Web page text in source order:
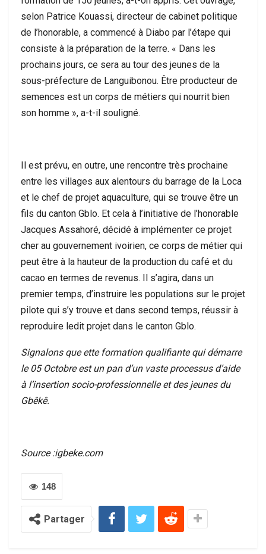
selon Patrice Kouassi, directeur de cabinet politique
de l’honorable, a commencé à Diabo par l’étape qui
consiste à la préparation de la terre. « Dans les
prochains jours, ce sera au tour des jeunes de la
sous-préfecture de Languibonou. Être producteur de
semences est un corps de métiers qui nourrit bien
son homme », a-t-il souligné.
Il est prévu, en outre, une rencontre très prochaine
entre les villages aux alentours du barrage de la Loca
et le chef de projet aquaculture, qui se trouve être un
fils du canton Gblo. Et cela à l’initiative de l’honorable
Jacques Assahoré, décidé à implémenter ce projet
cher au gouvernement ivoirien, ce corps de métier qui
peut être à la hauteur de la production du café et du
cacao en termes de revenus. Il s’agira, dans un
premier temps, d’instruire les populations sur le projet
pilote qui s’y trouve et dans second temps, réussir à
reproduire ledit projet dans le canton Gblo.
Signalons que ette formation qualifiante qui démarre
le 05 Octobre est un pan d’un vaste processus d’aide
à l’insertion socio-professionnelle et des jeunes du
Gbêkê.
Source :igbeke.com
148
Partager